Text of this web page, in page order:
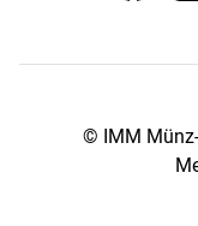
© IMM